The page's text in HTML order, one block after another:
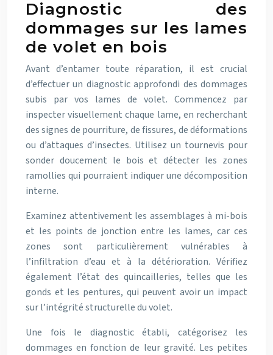
Diagnostic des
dommages sur les lames
de volet en bois
Avant d’entamer toute réparation, il est crucial
d’effectuer un diagnostic approfondi des dommages
subis par vos lames de volet. Commencez par
inspecter visuellement chaque lame, en recherchant
des signes de pourriture, de fissures, de déformations
ou d’attaques d’insectes. Utilisez un tournevis pour
sonder doucement le bois et détecter les zones
ramollies qui pourraient indiquer une décomposition
interne.
Examinez attentivement les assemblages à mi-bois
et les points de jonction entre les lames, car ces
zones sont particulièrement vulnérables à
l’infiltration d’eau et à la détérioration. Vérifiez
également l’état des quincailleries, telles que les
gonds et les pentures, qui peuvent avoir un impact
sur l’intégrité structurelle du volet.
Une fois le diagnostic établi, catégorisez les
dommages en fonction de leur gravité. Les petites